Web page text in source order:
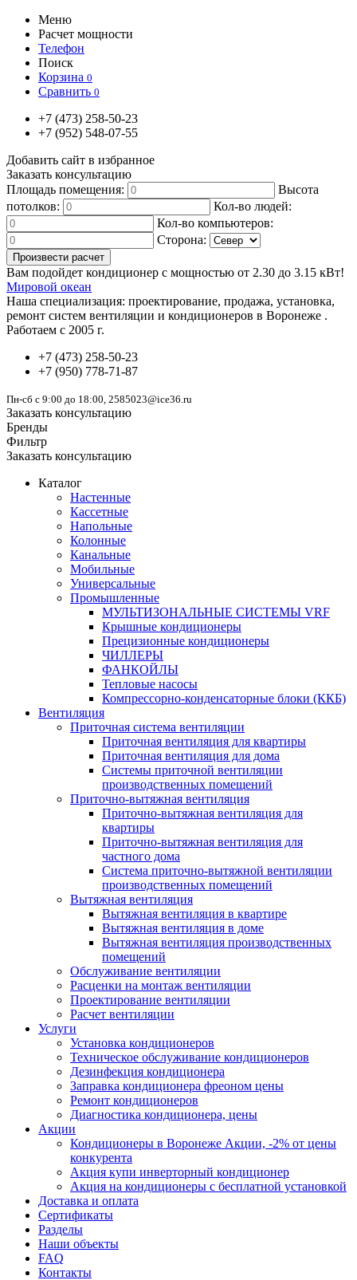
Меню
Расчет мощности
Телефон
Поиск
Корзина 0
Сравнить 0
+7 (473) 258-50-23
+7 (952) 548-07-55
Добавить сайт в избранное
Заказать консультацию
Площадь помещения:
Высота
потолков:
Кол-во людей:
Кол-во компьютеров:
Сторона:
Вам подойдет кондиционер с мощностью от 2.30 до 3.15 кВт!
Мировой океан
Наша специализация: проектирование, продажа, установка,
ремонт систем вентиляции и кондиционеров в Воронеже .
Работаем с 2005 г.
+7 (473) 258-50-23
+7 (950) 778-71-87
Пн-сб с 9:00 до 18:00, 2585023@ice36.ru
Заказать консультацию
Бренды
Фильтр
Заказать консультацию
Каталог
Настенные
Кассетные
Напольные
Колонные
Канальные
Мобильные
Универсальные
Промышленные
МУЛЬТИЗОНАЛЬНЫЕ СИСТЕМЫ VRF
Крышные кондиционеры
Прецизионные кондиционеры
ЧИЛЛЕРЫ
ФАНКОЙЛЫ
Тепловые насосы
Компрессорно-конденсаторные блоки (ККБ)
Вентиляция
Приточная система вентиляции
Приточная вентиляция для квартиры
Приточная вентиляция для дома
Системы приточной вентиляции
производственных помещений
Приточно-вытяжная вентиляция
Приточно-вытяжная вентиляция для
квартиры
Приточно-вытяжная вентиляция для
частного дома
Система приточно-вытяжной вентиляции
производственных помещений
Вытяжная вентиляция
Вытяжная вентиляция в квартире
Вытяжная вентиляция в доме
Вытяжная вентиляция производственных
помещений
Обслуживание вентиляции
Расценки на монтаж вентиляции
Проектирование вентиляции
Расчет вентиляции
Услуги
Установка кондиционеров
Техническое обслуживание кондиционеров
Дезинфекция кондиционера
Заправка кондиционера фреоном цены
Ремонт кондиционеров
Диагностика кондиционера, цены
Акции
Кондиционеры в Воронеже Акции, -2% от цены
конкурента
Акция купи инверторный кондиционер
Акция на кондиционеры с бесплатной установкой
Доставка и оплата
Сертификаты
Разделы
Наши объекты
FAQ
Контакты